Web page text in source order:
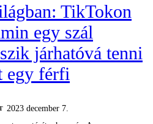
TikTokon
egy szál
járhatóvá tenni
egy férfi
2023 december 7.